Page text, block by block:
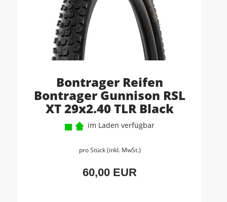
Bontrager Reifen
Bontrager Gunnison RSL
XT 29x2.40 TLR Black
im Laden verfügbar
pro Stück (inkl. MwSt.)
60,00 EUR